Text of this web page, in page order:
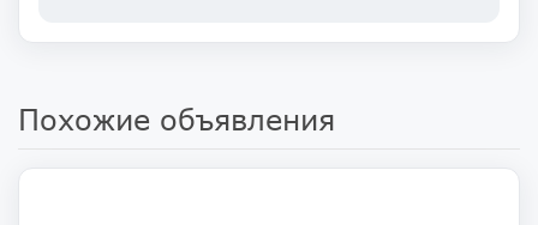
Похожие объявления
1 700